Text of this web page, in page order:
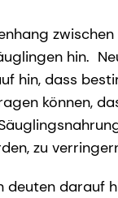
zwischen
hin.
hin, dass
können,
zu
deuten darauf